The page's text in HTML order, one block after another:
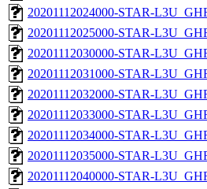
20201112024000-STAR-
20201112025000-STAR-
20201112030000-STAR-
20201112031000-STAR-
20201112032000-STAR-
20201112033000-STAR-
20201112034000-STAR-
20201112035000-STAR-
20201112040000-STAR-